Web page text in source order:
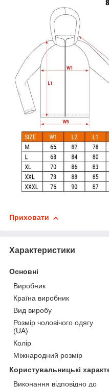
Приховати
Характеристики
Основні
Виробник
Країна виробник
Вид виробу
Розмір чоловічого одягу
(UA)
Колір
Міжнародний розмір
Користувальницькі
Виконання відповідно до